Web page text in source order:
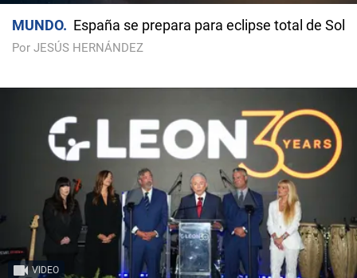
MUNDO España se prepara para eclipse total de Sol
Por JESÚS HERNÁNDEZ
VIDEO